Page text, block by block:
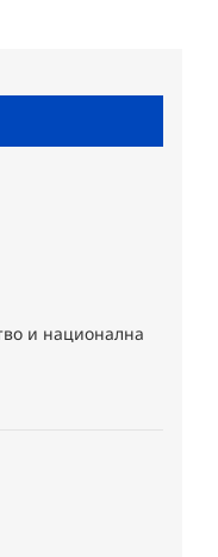
и национална